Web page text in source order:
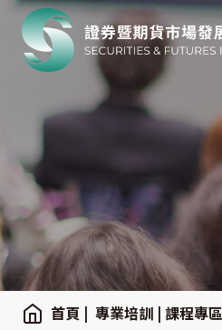
首頁 | 專業培訓 | 課程專區